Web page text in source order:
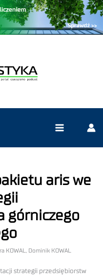
aris we
górniczego
KOWAL, Dominik KOWAL
strategii przedsiębiorstw